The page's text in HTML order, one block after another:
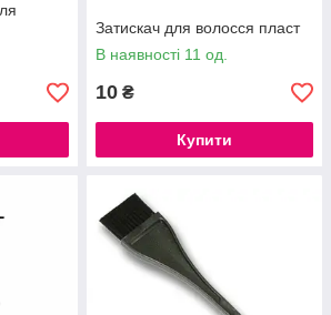
Затискач для волосся пласт
В наявності 11 од.
10 ₴
Купити